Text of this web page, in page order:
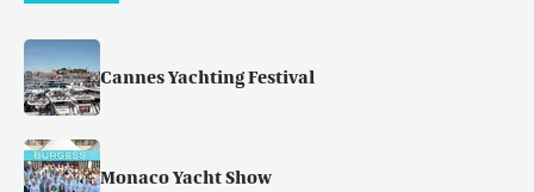
Cannes Yachting Festival
Monaco Yacht Show